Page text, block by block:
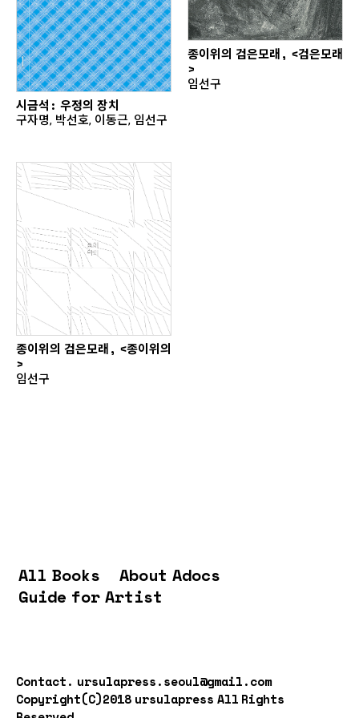
시금석: 우정의 장치
구자명, 박선호, 이동근, 임선구
종이위의 검은모래, <검은모래
>
임선구
종이위의 검은모래, <종이위의
>
임선구
All Books
About Adocs
Guide for Artist
Contact. ursulapress.seoul@gmail.com
Copyright(C)2018 ursulapress All Rights